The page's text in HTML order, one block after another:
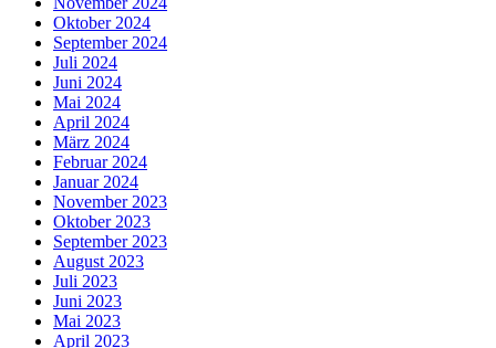
Oktober 2024
September 2024
Juli 2024
Juni 2024
Mai 2024
April 2024
März 2024
Februar 2024
Januar 2024
November 2023
Oktober 2023
September 2023
August 2023
Juli 2023
Juni 2023
Mai 2023
April 2023